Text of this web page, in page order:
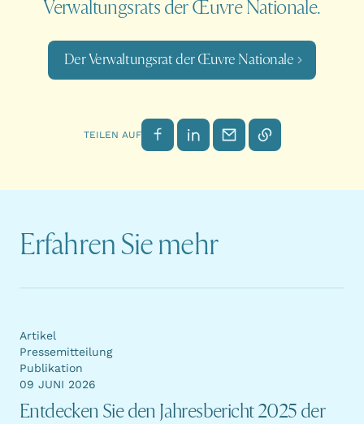
Verwaltungsrats der Œuvre Nationale.
Der Verwaltungsrat der Œuvre Nationale
TEILEN AUF Auf Facebook teilen
Auf LinkedIn teilen
Per E-Mail senden
Link kopieren
Erfahren Sie mehr
Entdecken Sie den Jahresbericht 2025 der
Artikel
Pressemitteilung
Publikation
09 JUNI 2026